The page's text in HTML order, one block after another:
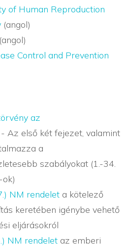
of Human Reproduction
(angol)
(angol)
Control and Prevention
az
- Az első két fejezet, valamint
a
szabályokat (1.-34.
NM rendelet a kötelező
keretében igénybe vehető
eljárásokról
NM rendelet az emberi